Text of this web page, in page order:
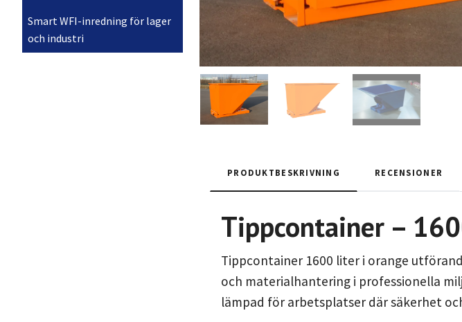
Smart WFI-inredning för lager
och industri
PRODUKTBESKRIVNING RECENSIONER
Tippcontainer –
Tippcontainer 1600 liter i orange
och materialhantering i professionella
lämpad för arbetsplatser där säkerhet